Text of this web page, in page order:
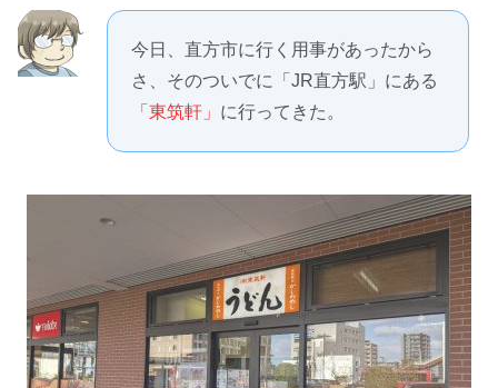
今日、直方市に行く用事があったから
さ、そのついでに「JR直方駅」にある
「東筑軒」 に行ってきた。